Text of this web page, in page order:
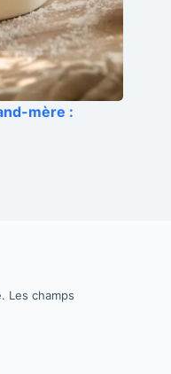
mère :
Les champs